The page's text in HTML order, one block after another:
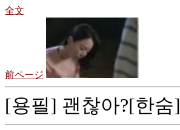
全文
前ページ
[용필] 괜찮아?[한숨]